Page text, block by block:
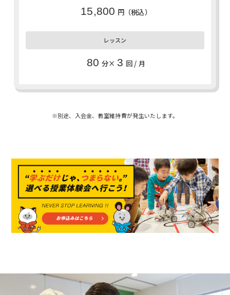
15,800 円（税込）
80 分× 3 回 / 月
※別途、入会金、教室維持費が発生いたします。